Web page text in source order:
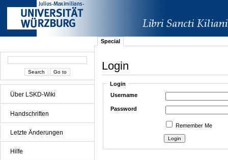
Über LSKD-Wiki
Handschriften
Letzte Änderungen
Hilfe
Special
Login
Login
Username
Password
Remember Me